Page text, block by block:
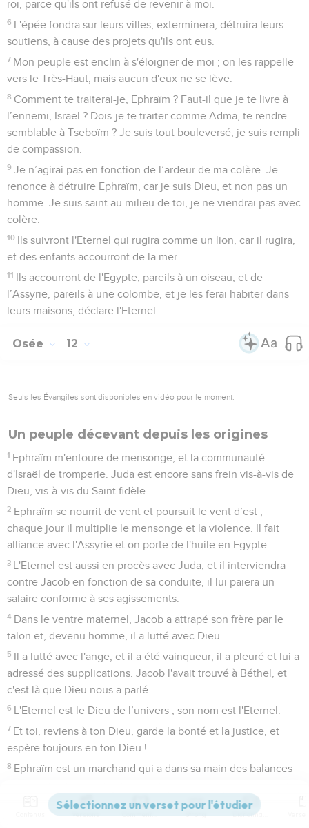
mais je mettrai une barre sur son beau cou ; j'attellerai
Ephraïm, Juda labourera, Jacob hersera.
12 Semez pour la justice, moissonnez pour la bonté,
*défrichez-vous un champ nouveau ! C’est le moment de
rechercher l'Eternel, jusqu'à ce qu'il vienne et déverse pour
vous la justice.
13 Vous avez cultivé le mal, moissonné le péché, mangé le
fruit du mensonge. En effet, tu as eu confiance dans ta voie,
dans le nombre de tes vaillants hommes.
14 Un tapage s'élèvera parmi ton peuple et toutes tes
forteresses seront détruites, comme Beth-Arbel a été
détruite par Shalman le jour du combat, quand la mère a été
écrasée avec les enfants.
15 Voilà ce que vous attirera Béthel, à cause de votre
extrême méchanceté. A l'aurore, c'en est fait du roi d'Israël.
Osée 11
L'amour de Dieu déçu et victorieux
sortir d'Egypte.
2 Mais ils se sont éloignés de ceux qui les appelaient, ils ont
offert des sacrifices aux Baals et fait brûler de l'encens en
l’honneur des idoles.
3 C'est moi qui ai guidé les pas d'Ephraïm, qui l’ai pris par les
bras, mais ils n'ont pas vu que je les guérissais.
4 Je les ai tirés avec des liens d'humanité, avec des cordages
d'amour. J'ai été pour eux pareil à celui qui soulève la pièce
d’attelage pesant sur la bouche et je leur ai présenté de la
nourriture.
5 Ils ne retourneront pas en Egypte, mais l'Assyrien sera leur
roi, parce qu'ils ont refusé de revenir à moi.
6 L'épée fondra sur leurs villes, exterminera, détruira leurs
soutiens, à cause des projets qu'ils ont eus.
7 Mon peuple est enclin à s'éloigner de moi ; on les rappelle
vers le Très-Haut, mais aucun d'eux ne se lève.
8 Comment te traiterai-je, Ephraïm ? Faut-il que je te livre à
l’ennemi, Israël ? Dois-je te traiter comme Adma, te rendre
semblable à Tseboïm ? Je suis tout bouleversé, je suis rempli
Je n’agirai pas en fonction de l’ardeur de ma colère. Je
Versions Commentaires Strong